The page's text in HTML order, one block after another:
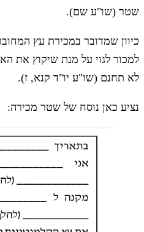
שטר (שו"ע שם).
כיוון שמדובר במכירת עץ
למכור לגוי על מנת שיקוץ את
לא תחנם (שו"ע יו"ד קנא, ז).
נציע כאן נוסח של שטר מכירה: